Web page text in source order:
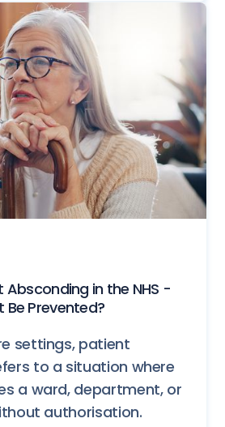
Absconding in the NHS -
Be Prevented?
settings, patient
to a situation where
a ward, department, or
authorisation.